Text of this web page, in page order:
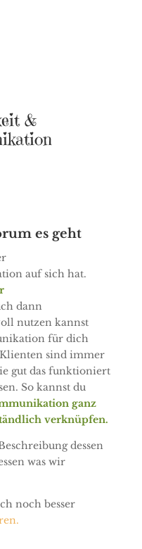
&
es geht
auf sich hat.
dann
nutzen kannst
für dich
sind immer
gut das funktioniert
So kannst du
ganz
verknüpfen.
dessen
was wir
noch besser